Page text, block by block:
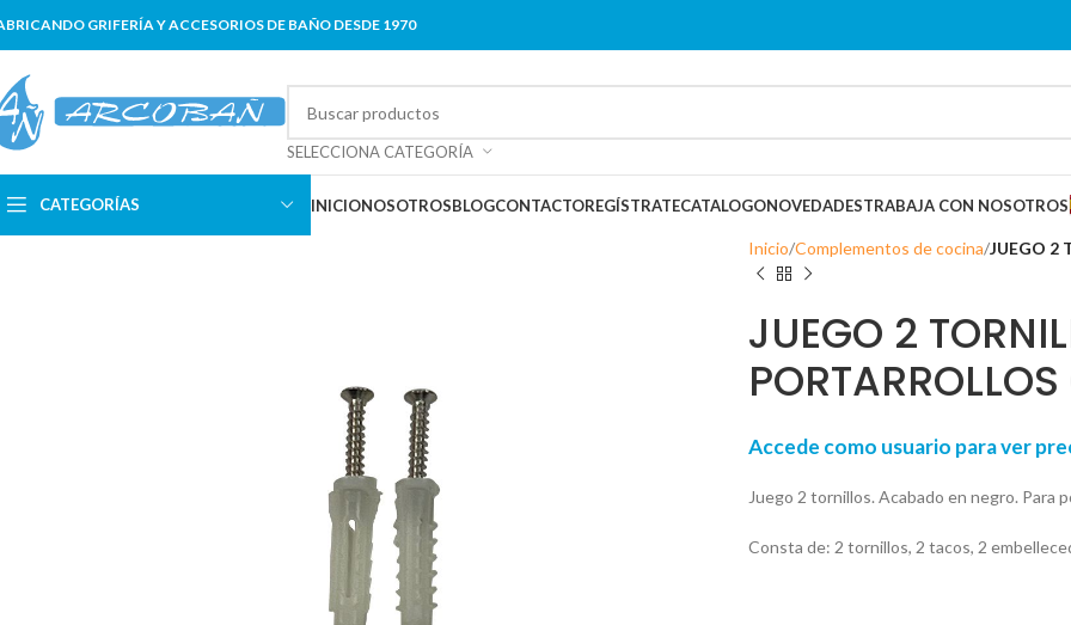
GRIFERÍA Y ACCESORIOS DE BAÑO DESDE 1970
SELECCIONA CATEGORÍA
CATEGORÍAS INICIONOSOTROSBLOGCONTACTOREGÍSTRATECATALOGONOVEDADESTRABAJA CON NOSOTROS
Inicio Complementos de cocina JUEGO 2
JUEGO 2
Accede como usuario para ver
Juego 2 tornillos. Acabado en negro. Para
Consta de: 2 tornillos, 2 tacos, 2